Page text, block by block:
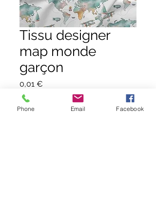
Tissu designer
map monde
garçon
0,01 €
Quantité
Phone Email Facebook